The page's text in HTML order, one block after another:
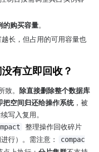
的购买容量。
长，但占用的可用容量也
有立即回收？
。 除直接删除整个数据库
空间归还给操作系统，被
写入复用。
整理操作回收碎片
行）。需注意：
compac